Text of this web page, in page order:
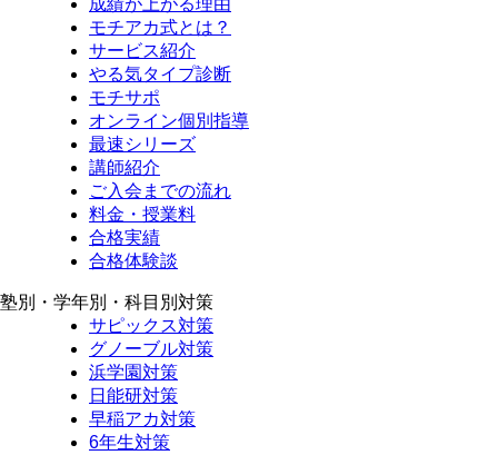
成績が上がる理由
モチアカ式とは？
サービス紹介
やる気タイプ診断
モチサポ
オンライン個別指導
最速シリーズ
講師紹介
ご入会までの流れ
料金・授業料
合格実績
合格体験談
塾別・学年別・科目別対策
サピックス対策
グノーブル対策
浜学園対策
日能研対策
早稲アカ対策
6年生対策